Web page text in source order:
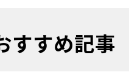
すすめ記事